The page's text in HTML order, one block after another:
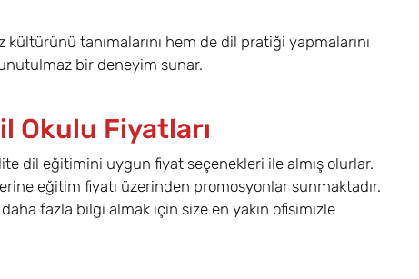
tanımalarını hem de dil pratiği yapmalarını
bir deneyim sunar.
Okulu Fiyatları
dil eğitimini uygun fiyat seçenekleri ile almış olurlar.
eğitim fiyatı üzerinden promosyonlar sunmaktadır.
fazla bilgi almak için size en yakın ofisimizle